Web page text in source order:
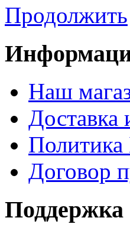
Продолжить
Наш
Доставка
Политика
Договор
Поддержка